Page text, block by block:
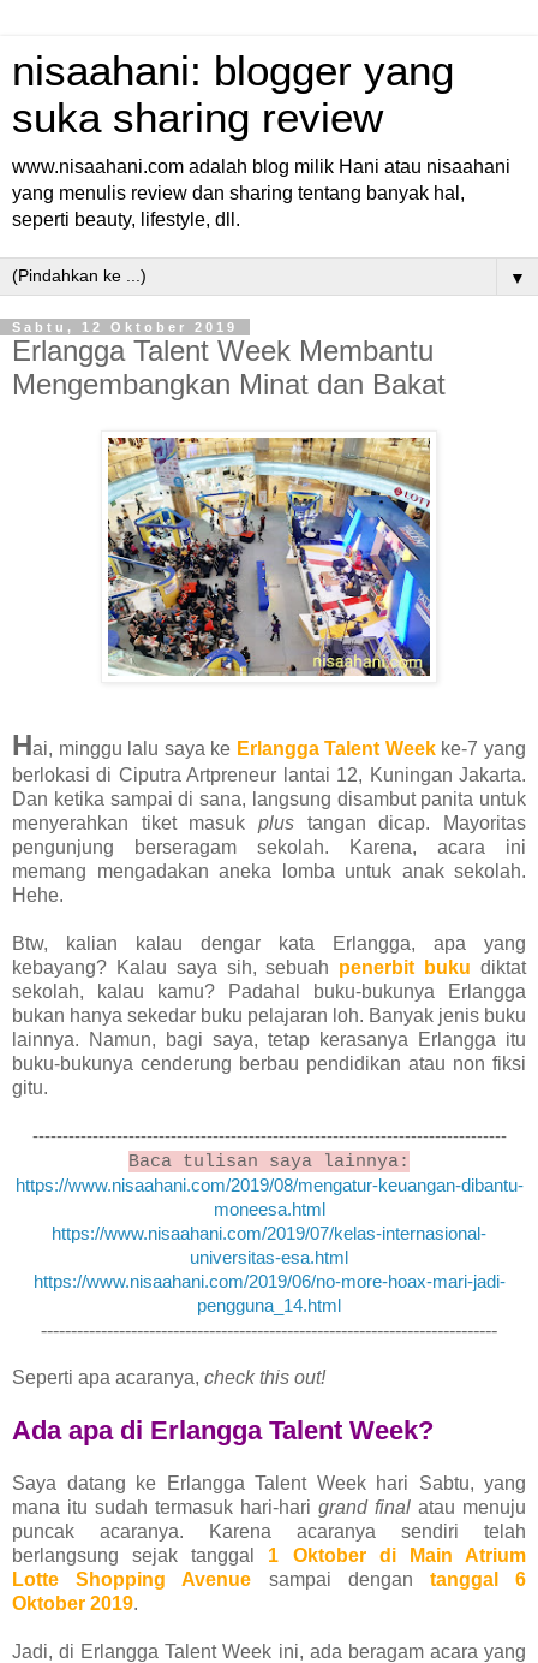
nisaahani: blogger yang
suka sharing review
www.nisaahani.com adalah blog milik Hani atau nisaahani
yang menulis review dan sharing tentang banyak hal,
seperti beauty, lifestyle, dll.
▼
Sabtu, 12 Oktober 2019
Erlangga Talent Week Membantu
Mengembangkan Minat dan Bakat
Hai, minggu lalu saya ke Erlangga Talent Weekke-7 yang
berlokasi di Ciputra Artpreneur lantai 12, Kuningan Jakarta.
Dan ketika sampai di sana, langsung disambut panita untuk
menyerahkan tiket masuk plus tangan dicap. Mayoritas
pengunjung berseragam sekolah. Karena, acara ini
memang mengadakan aneka lomba untuk anak sekolah.
Hehe.
Btw, kalian kalau dengar kata Erlangga, apa yang
kebayang? Kalau saya sih, sebuah penerbit bukudiktat
sekolah, kalau kamu?
Padahal buku-bukunya Erlangga
bukan hanya sekedar buku pelajaran loh. Banyak jenis buku
lainnya. Namun, bagi saya, tetap kerasanya Erlangga itu
buku-bukunya cenderung berbau pendidikan atau non fiksi
gitu.
-------------------------------------------------------------------------------
Baca tulisan saya lainnya:
https://www.nisaahani.com/2019/08/mengatur-keuangan-dibantu-
moneesa.html
https://www.nisaahani.com/2019/07/kelas-internasional-
universitas-esa.html
https://www.nisaahani.com/2019/06/no-more-hoax-mari-jadi-
pengguna_14.html
----------------------------------------------------------------------------
Seperti apa acaranya, check this out!
Ada apa di Erlangga Talent Week?
Saya datang ke Erlangga Talent Weekhari Sabtu, yang
mana itu sudah termasuk hari-hari grand final atau menuju
puncak acaranya. Karena acaranya sendiri telah
berlangsung sejak tanggal 1 Oktober di Main Atrium
Lotte Shopping Avenue sampai dengan tanggal 6
Oktober 2019.
Jadi, di Erlangga Talent Week ini, ada beragam acara yang